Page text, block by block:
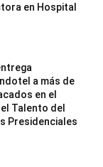
en Hospital
a más de
en el
Talento del
Presidenciales